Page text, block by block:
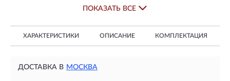
ПОКАЗАТЬ ВСЕ
ХАРАКТЕРИСТИКИ ОПИСАНИЕ КОМПЛЕКТАЦИЯ
ДОСТАВКА В МОСКВА